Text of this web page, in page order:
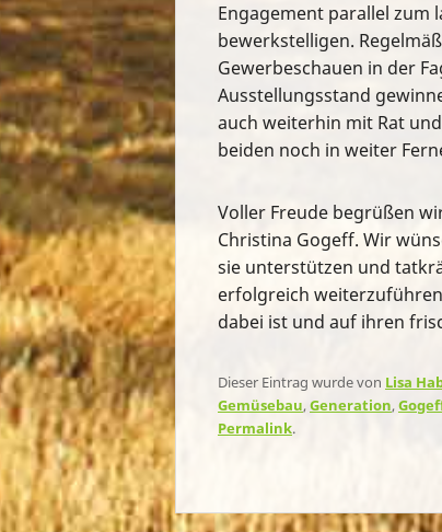
Engagement parallel zum
bewerkstelligen.
Gewerbeschauen in der
Ausstellungsstand
auch weiterhin mit Rat
beiden noch in weiter
Voller Freude begrüßen
Christina Gogeff. Wir
sie unterstützen und
erfolgreich
dabei ist und auf ihren
Dieser Eintrag wurde von Lisa
Gemüsebau,Generation,
Permalink.